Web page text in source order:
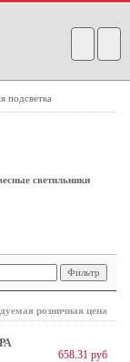
подсветка
светильники
розничная цена
658.31 руб